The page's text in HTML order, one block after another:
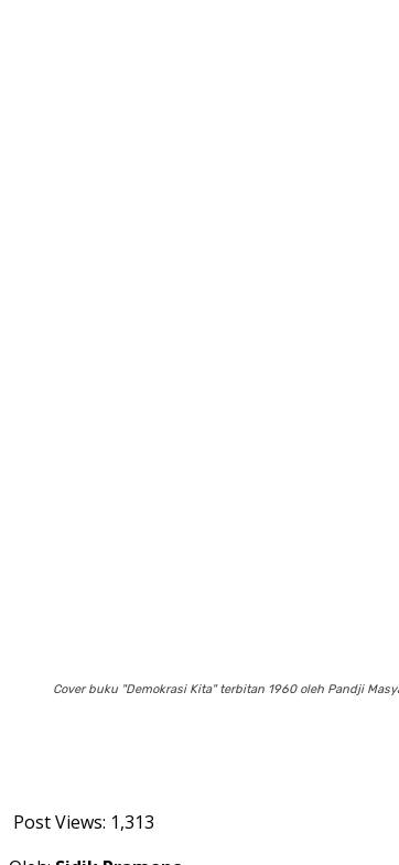
Cover buku "Demokrasi Kita" terbitan 1960 oleh Pandji
Post Views: 1,313